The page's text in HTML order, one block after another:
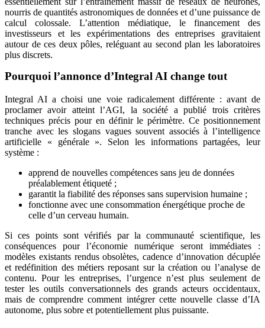
nourris de quantités astronomiques de données et d’une puissance de
calcul colossale. L’attention médiatique, le financement des
investisseurs et les expérimentations des entreprises gravitaient
autour de ces deux pôles, reléguant au second plan les laboratoires
plus discrets.
Pourquoi l’annonce d’Integral AI change tout
Integral AI a choisi une voie radicalement différente : avant de
proclamer avoir atteint l’AGI, la société a publié trois critères
techniques précis pour en définir le périmètre. Ce positionnement
tranche avec les slogans vagues souvent associés à l’intelligence
artificielle « générale ». Selon les informations partagées, leur
système :
apprend de nouvelles compétences sans jeu de données
préalablement étiqueté ;
garantit la fiabilité des réponses sans supervision humaine ;
fonctionne avec une consommation énergétique proche de
celle d’un cerveau humain.
Si ces points sont vérifiés par la communauté scientifique, les
conséquences pour l’économie numérique seront immédiates :
modèles existants rendus obsolètes, cadence d’innovation décuplée
et redéfinition des métiers reposant sur la création ou l’analyse de
contenu. Pour les entreprises, l’urgence n’est plus seulement de
tester les outils conversationnels des grands acteurs occidentaux,
mais de comprendre comment intégrer cette nouvelle classe d’IA
autonome, plus sobre et potentiellement plus puissante.